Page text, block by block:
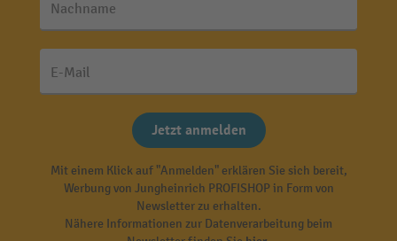
Nachname
E-Mail
Jetzt anmelden
Mit einem Klick auf "Anmelden" erklären Sie sich bereit,
Werbung von Jungheinrich PROFISHOP in Form von
Newsletter zu erhalten.
Nähere Informationen zur Datenverarbeitung beim